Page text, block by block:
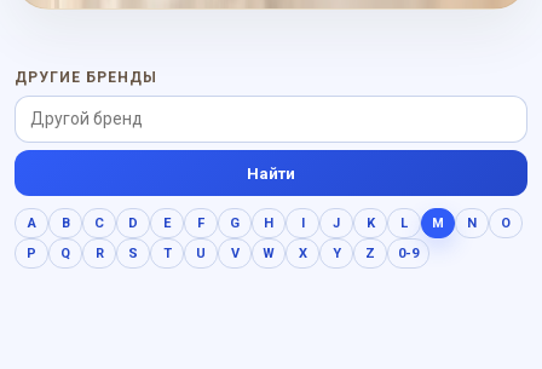
ДРУГИЕ БРЕНДЫ
Найти
A B C D E F G H I J K L M N
O
P
Q R S T U V W X Y Z 0-9